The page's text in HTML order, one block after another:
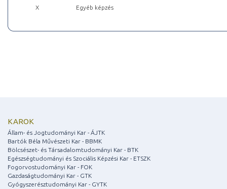
X
Egyéb képzés
KAROK
Állam- és Jogtudományi Kar - ÁJTK
Bartók Béla Művészeti Kar - BBMK
Bölcsészet- és Társadalomtudományi Kar - BTK
Egészségtudományi és Szociális Képzési Kar - ETSZK
Fogorvostudományi Kar - FOK
Gazdaságtudományi Kar - GTK
Gyógyszerésztudományi Kar - GYTK